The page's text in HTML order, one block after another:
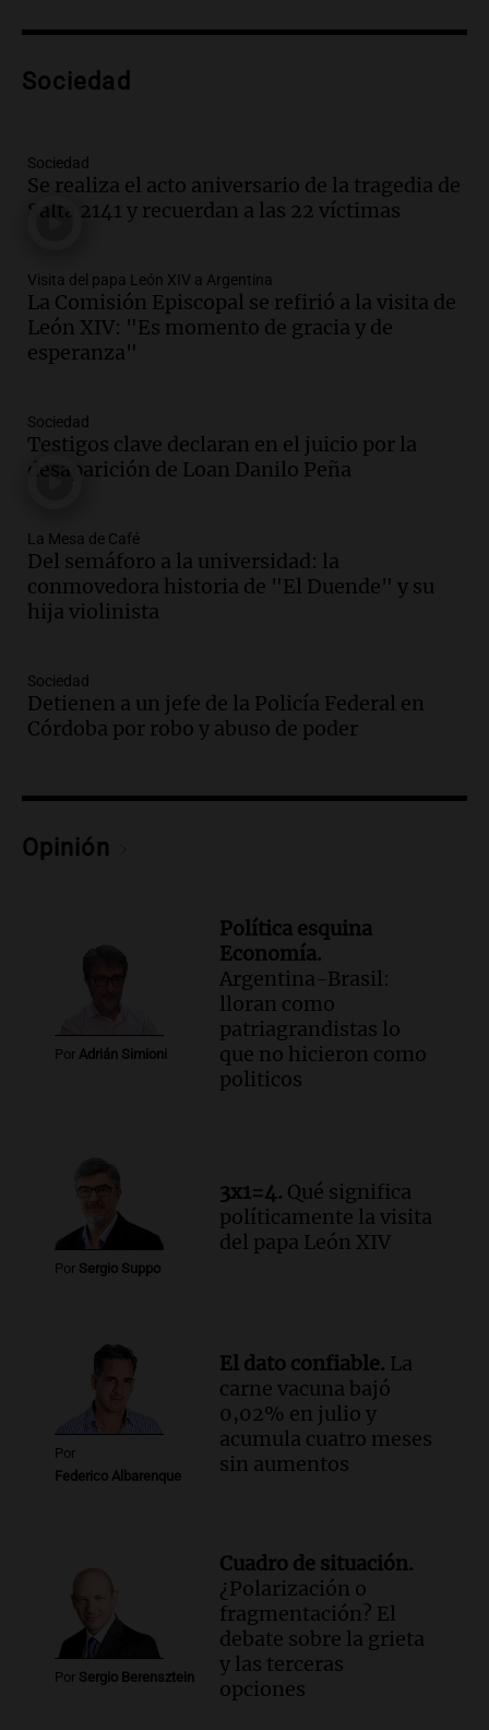
40% en la Unidad de Cuenta Municipal
Panorama Federal
contra proyecto de inviolabilidad de la
propiedad privada
Panorama Federal
Audio. Ataque a balazos en Rafaela:
disparos contra una vivienda y vehículos
en los barrios Nogales
Panorama Federal
descenso de temperatura en Rafaela
para este jueves
Panorama Federal
Audio.Charla gratuita sobre prevención
de fenómenos del superniño en el SEOM
el 7 de agosto
Panorama Federal
conmovedora historia de "El Duende" y
su hija violinista
La Mesa de Café
Audio.Avanza la investigación por
empresario Roberto Zagra en Tucumán
Schmuck sobre la recuperación
del centro rosarino: "La gastronomía es
fundamental"
Audio.Juicio a Óscar González: testigos
clave declararán sobre velocidad en las
Episodios
Audio.
Embajada china en Argentina
critica a EE.UU. por amenazas a
ejecutivos por trato con telefónica
Panorama Federal
prepara con novedades para disfrutar en
La Baulal este fin de semana
Panorama Federal
Episodios
Sociedad
Sociedad
Se realiza el acto aniversario de la tragedia de
Salta 2141 y recuerdan a las 22 víctimas
Visita del papa León XIV a Argentina
La Comisión Episcopal se refirió a la visita de
León XIV: "Es momento de gracia y de
esperanza"
Sociedad
Testigos clave declaran en el juicio por la
desaparición de Loan Danilo Peña
La Mesa de Café
Del semáforo a la universidad: la
conmovedora historia de "El Duende" y su
hija violinista
Sociedad
Detienen a un jefe de la Policía Federal en
Córdoba por robo y abuso de poder
Opinión
Por Adrián Simioni
Política esquina
Economía.
Argentina-Brasil:
lloran como
patriagrandistas lo
que no hicieron como
politicos
Por Sergio Suppo
3x1=4. Qué significa
políticamente la visita
del papa León XIV
Por
Federico Albarenque
El dato confiable. La
carne vacuna bajó
0,02% en julio y
acumula cuatro meses
sin aumentos
Por Sergio Berensztein
Cuadro de situación.
¿Polarización o
fragmentación? El
debate sobre la grieta
y las terceras
opciones